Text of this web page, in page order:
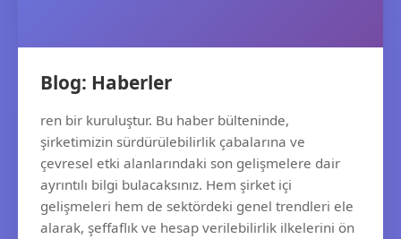
Blog: Haberler
ren bir kuruluştur. Bu haber bülteninde,
şirketimizin sürdürülebilirlik çabalarına ve
çevresel etki alanlarındaki son gelişmelere dair
ayrıntılı bilgi bulacaksınız. Hem şirket içi
gelişmeleri hem de sektördeki genel trendleri ele
alarak, şeffaflık ve hesap verilebilirlik ilkelerini ön